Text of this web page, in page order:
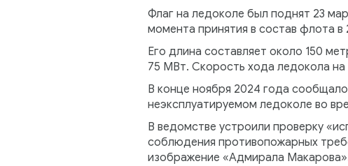
Флаг на ледоколе был поднят 23
момента принятия в состав флота
Его длина составляет около 150
75 МВт. Скорость хода ледокола
В конце ноября 2024 года
неэксплуатируемом ледоколе во
В ведомстве устроили проверку
соблюдения противопожарных
изображение «Адмирала